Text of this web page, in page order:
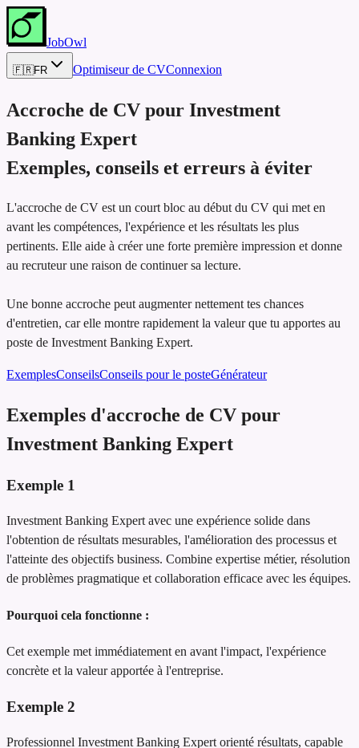
JobOwl
🇫🇷FR Optimiseur de CVConnexion
Accroche de CV pour Investment
Banking Expert
Exemples, conseils et erreurs à éviter
L'accroche de CV est un court bloc au début du CV qui met en
avant les compétences, l'expérience et les résultats les plus
pertinents. Elle aide à créer une forte première impression et donne
au recruteur une raison de continuer sa lecture.
Une bonne accroche peut augmenter nettement tes chances
d'entretien, car elle montre rapidement la valeur que tu apportes au
poste de Investment Banking Expert.
ExemplesConseilsConseils pour le posteGénérateur
Exemples d'accroche de CV pour
Investment Banking Expert
Exemple 1
Investment Banking Expert avec une expérience solide dans
l'obtention de résultats mesurables, l'amélioration des processus et
l'atteinte des objectifs business. Combine expertise métier, résolution
de problèmes pragmatique et collaboration efficace avec les équipes.
Pourquoi cela fonctionne :
Cet exemple met immédiatement en avant l'impact, l'expérience
concrète et la valeur apportée à l'entreprise.
Exemple 2
Professionnel Investment Banking Expert orienté résultats, capable